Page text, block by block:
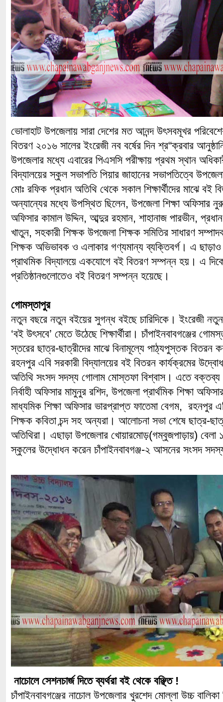
ভোলাহাট উপজেলায় সারা দেশের মত আনন্দ উৎসবমূখর
বিতরণ ২০১৬ সালের ইংরেজী নব বর্ষের দিন শ্র“ক্রবার
উপজেলার মধ্যে এবারের পিএসসি পরীক্ষায় প্রথম স্থান
বিদ্যালয়ের স্কুল সভাপতি পিয়ার জাহানের সভাপতিত্বে
মোঃ রফিক প্রধান অতিথি থেকে সকাল শিক্ষার্থীদের মাঝে
অন্যান্যের মধ্যে উপস্থিত ছিলেন, উপজেলা শিক্ষা অফিসার
অফিসার কামাল উদ্দিন, আব্দুর রহমান, শাহানাজ পারভীন,
খাতুন, সহকারী শিক্ষক উপজেলা শিক্ষক সমিতির সাধারণ
শিক্ষক অভিভাবক ও এলাকার গণ্যমান্য ব্যক্তিবর্গ। এ
প্রাথমিক বিদ্যালয়ে একযোগে বই বিতরণ সম্পন্ন হয়। এ দিকে
প্রতিষ্ঠানগুলোতেও বই বিতরণ সম্পন্ন হয়েছে।
গোমস্তাপুর
নতুন বছরে নতুন বইয়ের সুগন্ধ বইছে চারিদিকে। ইংরেজী
‘বই উৎসবে’ মেতে উঠেছে শিক্ষার্থীরা। চাঁপাইনবাবগঞ্জের
স্তরের ছাত্র-ছাত্রীদের মাঝে বিনামূল্যে পাঠ্যপুস্তক বিতরন
রহনপুর এবি সরকারী বিদ্যালয়ের বই বিতরন কার্যক্রমের
অতিথি সংসদ সদস্য গোলাম মোস্তফা বিশ্বাস। এতে বক্তব্য
নির্বাহী অফিসার মামুনুর রশিদ, উপজেলা প্রার্থমিক শিক্ষা
মাধ্যমিক শিক্ষা অফিসার ভারপ্রাপ্ত ফাতেমা বেগম, রহনপুর
শিক্ষক কবিতা চন্দ সহ অন্যরা। আলোচনা সভা শেষে ছাত্র-
অতিথিরা। এছাড়া উপজেলার খোয়ারমোড়(গম্বুজপাড়ায়) বেলা
স্কুলের উদ্ধোধন করেন চাঁপাইনবাবগঞ্জ-২ আসনের সংসদ
নাচোলে সেশনচার্জ দিতে ব্যর্থরা বই থেকে বঞ্ছিত !
চাঁপাইনবাবগঞ্জের নাচোল উপজেলার খুরশেদ মোল্লা উচ্চ বালিকা